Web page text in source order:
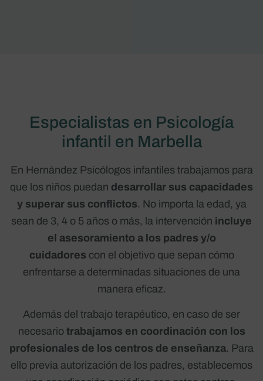
Especialistas en Psicología
infantil en Marbella
En Hernández Psicólogos infantiles trabajamos para
que los niños puedan desarrollar sus capacidades
y superar sus conflictos. No importa la edad, ya
sean de 3, 4 o 5 años o más, la intervención incluye
el asesoramiento a los padres y/o
cuidadores con el objetivo que sepan cómo
enfrentarse a determinadas situaciones de una
manera eficaz.
Además del trabajo terapéutico, en caso de ser
necesario trabajamos en coordinación con los
profesionales de los centros de enseñanza. Para
ello previa autorización de los padres, establecemos